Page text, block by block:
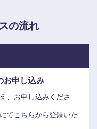
して作られた
フトビール「人生醸造
ピを基に、COEDOの
化と新しいアイデアの
されている。
の流れ
お申し込み
、お申し込みくださ
てこちらから登録いた